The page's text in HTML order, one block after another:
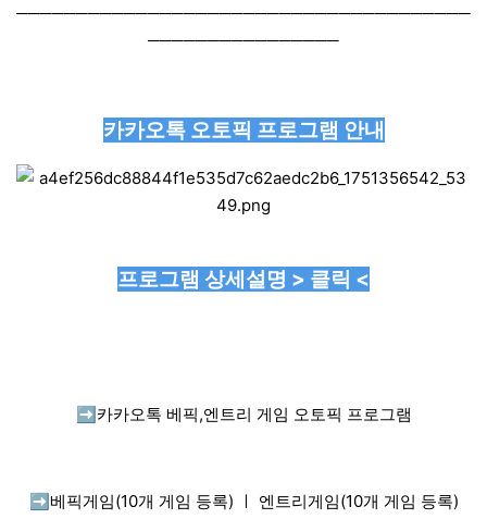
──────────────────────────────────────
────────────────
카카오톡 오토픽 프로그램 안내
프로그램 상세설명 > 클릭 <
➡️ 카카오톡 베픽,엔트리 게임 오토픽 프로그램
➡️ 베픽게임(10개 게임 등록) ㅣ 엔트리게임(10개 게임 등록)